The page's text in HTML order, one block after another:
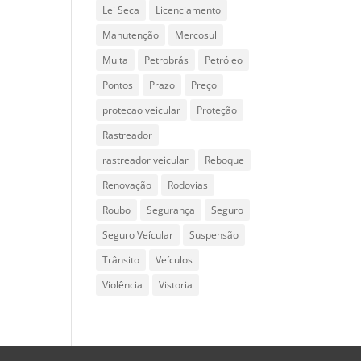
Lei Seca
Licenciamento
Manutenção
Mercosul
Multa
Petrobrás
Petróleo
Pontos
Prazo
Preço
protecao veicular
Proteção
Rastreador
rastreador veicular
Reboque
Renovação
Rodovias
Roubo
Segurança
Seguro
Seguro Veícular
Suspensão
Trânsito
Veículos
Violência
Vistoria